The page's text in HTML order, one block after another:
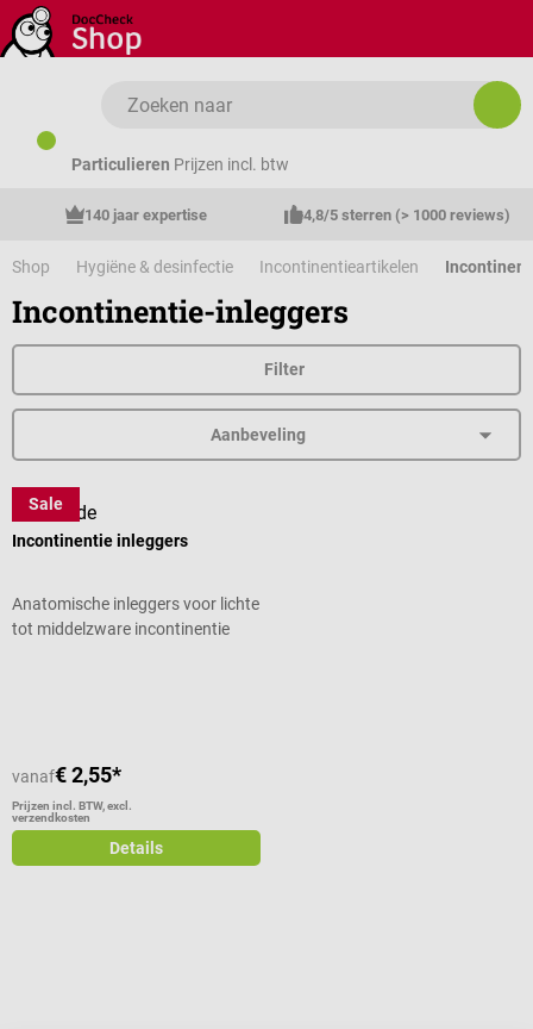
Ga naar de hoofdinhoud
Particulieren Prijzen incl. btw
140 jaar expertise 4,8/5 sterren (> 1000 reviews)
Shop Hygiëne & desinfectie Incontinentieartikelen
Incontinentie-inleggers
Filter
Sale
Meditrade
Incontinentie inleggers
Anatomische inleggers voor lichte
tot middelzware incontinentie
vanaf€ 2,55*
Prijzen incl. BTW, excl.
verzendkosten
Details